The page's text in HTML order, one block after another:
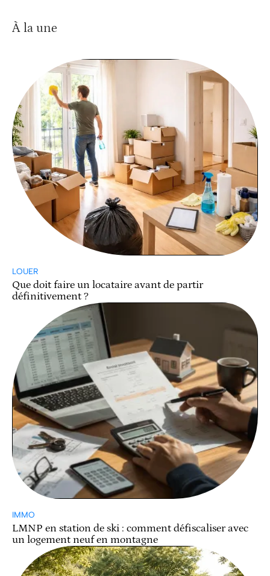
À la une
LOUER
Que doit faire un locataire avant de partir
définitivement ?
IMMO
LMNP en station de ski : comment défiscaliser avec
un logement neuf en montagne